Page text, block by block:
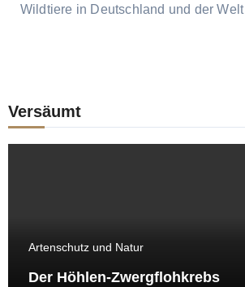
Wildtiere in Deutschland und der Welt
Versäumt
Artenschutz und Natur
Der Höhlen-Zwergflohkrebs